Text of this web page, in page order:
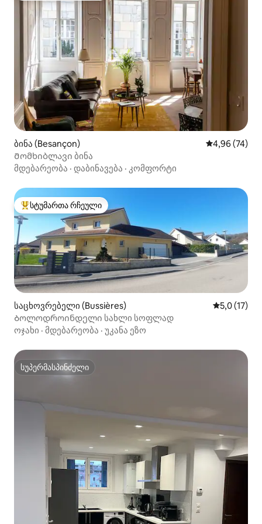
ბინა (Besançon) საშუალო
4,96 (74)
Მომხიბლავი ბინა
მდებარეობა · დაბინავება · კომფორტი
სტუმართა რჩეული მოწინავე ვარიანტი
სტუმართა რჩეული
საცხოვრებელი (Bussières) საშუალო
5,0 (17)
Ბოლოდროინდელი სახლი სოფლად
ოჯახი · მდებარეობა · უკანა ეზო
სუპერმასპინძელი
სუპერმასპინძელი